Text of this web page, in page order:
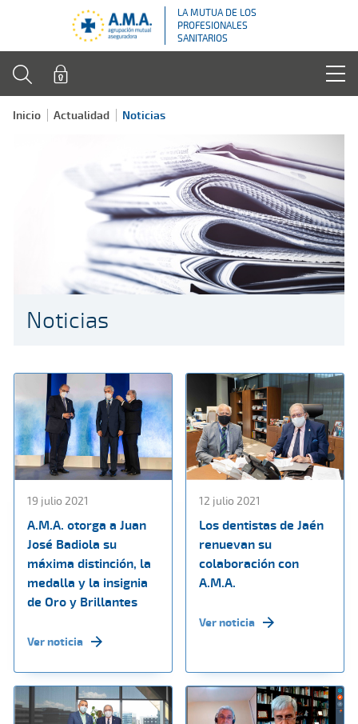
LA MUTUA DE LOS
PROFESIONALES
SANITARIOS
Inicio Actualidad Noticias
Noticias
19 julio 2021
A.M.A. otorga a Juan
José Badiola su
máxima distinción, la
medalla y la insignia
de Oro y Brillantes
Ver noticia
12 julio 2021
Los dentistas de Jaén
renuevan su
colaboración con
A.M.A.
Ver noticia